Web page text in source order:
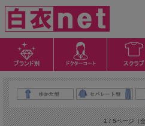
1 / 5ページ（